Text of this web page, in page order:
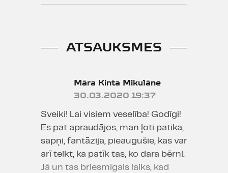
ATSAUKSMES
Māra Kinta Mikulāne
30.03.2020 19:37
Sveiki! Lai visiem veselība! Godīgi!
Es pat apraudājos, man ļoti patika,
sapņi, fantāzija, pieaugušie, kas var
arī teikt, ka patīk tas, ko dara bērni.
Jā un tas briesmīgais laiks, kad